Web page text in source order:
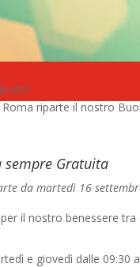
riparte il nostro
sempre Gratuita
da martedì 16
il nostro benessere
e giovedì dalle 09:30